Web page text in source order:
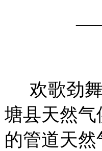
欢歌劲
塘县天然
的管道天